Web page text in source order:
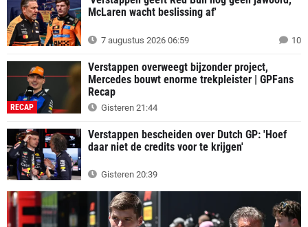
McLaren wacht beslissing af'
7 augustus 2026 06:59 10
RECAP
Verstappen overweegt bijzonder project,
Mercedes bouwt enorme trekpleister | GPFans
Recap
Gisteren 21:44
Verstappen bescheiden over Dutch GP: 'Hoef
daar niet de credits voor te krijgen'
Gisteren 20:39